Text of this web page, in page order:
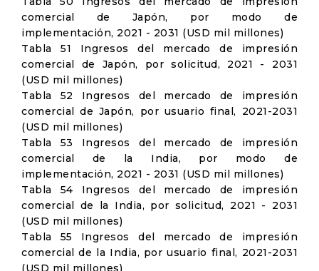
comercial de Japón, por modo de
implementación, 2021 - 2031 (USD mil millones)
Tabla 51 Ingresos del mercado de impresión
comercial de Japón, por solicitud, 2021 - 2031
(USD mil millones)
Tabla 52 Ingresos del mercado de impresión
comercial de Japón, por usuario final, 2021-2031
(USD mil millones)
Tabla 53 Ingresos del mercado de impresión
comercial de la India, por modo de
implementación, 2021 - 2031 (USD mil millones)
Tabla 54 Ingresos del mercado de impresión
comercial de la India, por solicitud, 2021 - 2031
(USD mil millones)
Tabla 55 Ingresos del mercado de impresión
comercial de la India, por usuario final, 2021-2031
(USD mil millones)